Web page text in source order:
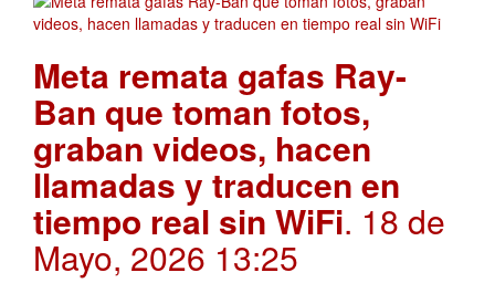
Meta remata gafas Ray-
Ban que toman fotos,
graban videos, hacen
llamadas y traducen en
tiempo real sin WiFi. 18 de
Mayo, 2026 13:25